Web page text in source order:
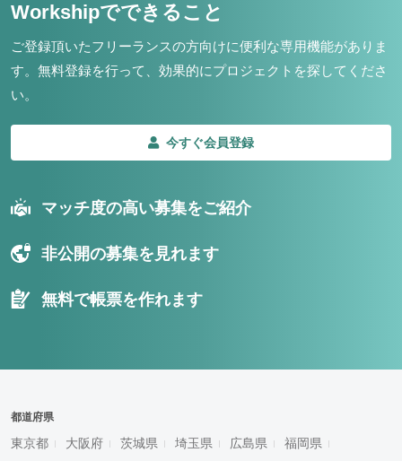
Workshipでできること
ご登録頂いたフリーランスの方向けに便利な専用機能がありま
す。 無料登録を行って、効果的にプロジェクトを探してくださ
い。
今すぐ会員登録
マッチ度の高い募集をご紹介
非公開の募集を見れます
無料で帳票を作れます
都道府県
東京都 大阪府 茨城県 埼玉県 広島県 福岡県